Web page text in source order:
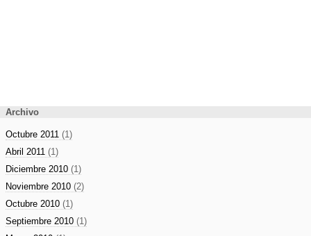
Archivo
Octubre 2011 (1)
Abril 2011 (1)
Diciembre 2010 (1)
Noviembre 2010 (2)
Octubre 2010 (1)
Septiembre 2010 (1)